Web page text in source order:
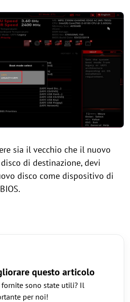
sia il vecchio che il nuovo
di destinazione, devi
disco come dispositivo di
questo articolo
sono state utili? Il
per noi!